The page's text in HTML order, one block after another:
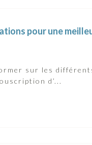
pour une
sur les
d’...